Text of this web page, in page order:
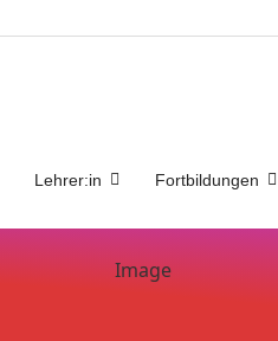
Lehrer:in Fortbildungen